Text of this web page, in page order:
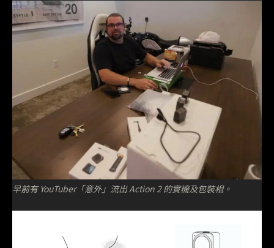
早前有 YouTuber「意外」流出 Action 2 的實機及包裝相。